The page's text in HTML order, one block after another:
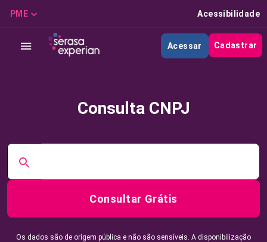
PME Acessibilidade
Acessar Cadastrar
Consulta CNPJ
Consultar Grátis
Os dados são de origem pública e não são sensíveis. A disponibilização